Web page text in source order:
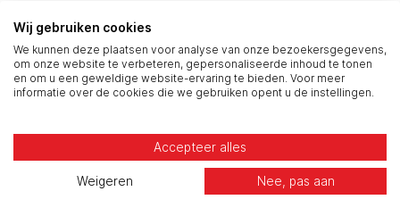
Wij gebruiken cookies
We kunnen deze plaatsen voor analyse van onze bezoekersgegevens,
om onze website te verbeteren, gepersonaliseerde inhoud te tonen
en om u een geweldige website-ervaring te bieden. Voor meer
informatie over de cookies die we gebruiken opent u de instellingen.
Accepteer alles
Weigeren Nee, pas aan